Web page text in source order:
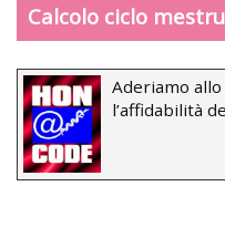
Calcolo ciclo
Aderiamo
l’affidabilità